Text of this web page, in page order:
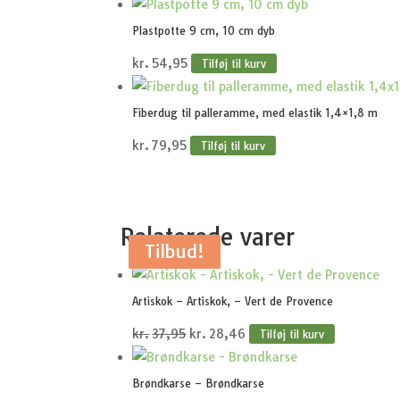
Plastpotte 9 cm, 10 cm dyb
kr. 54,95 Tilføj til kurv
Fiberdug til palleramme, med elastik 1,4×1,8 m
kr. 79,95 Tilføj til kurv
Relaterede varer
Tilbud!
Artiskok – Artiskok, – Vert de Provence
kr.37,95 Den
oprindelige
pris
kr. 28,46 Den
aktuelle
pris
Tilføj til kurv
Tilbud!
Brøndkarse – Brøndkarse
Tilbud!
Tilbud!
Tilbud!